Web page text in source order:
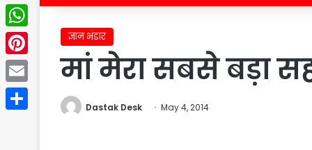
ज्ञान भंडार
मां मेरा सबसे बड़ा
Dastak Desk May 4, 2014
Twitter
WhatsApp
Pinterest
Email